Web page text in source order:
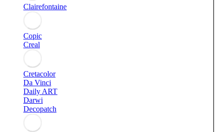
Clairefontaine
Copic
Creal
Cretacolor
Da Vinci
Daily ART
Darwi
Decopatch